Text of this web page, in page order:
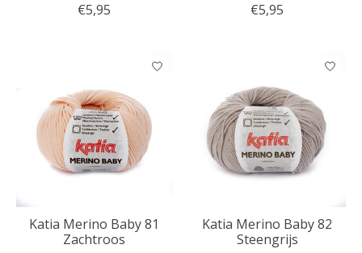
€5,95
€5,95
Katia Merino Baby 81
Zachtroos
Katia Merino Baby 82
Steengrijs